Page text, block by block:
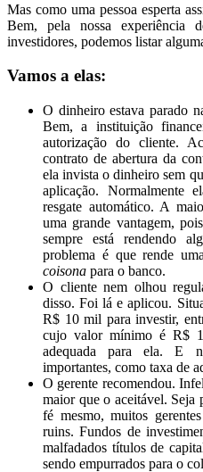
Mas como uma pessoa esperta
Bem, pela nossa experiência
investidores, podemos listar
Vamos a elas:
O dinheiro estava parado
Bem, a instituição
autorização do cliente.
contrato de abertura da
ela invista o dinheiro sem
aplicação. Normalmente
resgate automático. A
uma grande vantagem,
sempre está rendendo
problema é que rende
coisona para o banco.
O cliente nem olhou
disso. Foi lá e aplicou.
R$ 10 mil para investir,
cujo valor mínimo é R$
adequada para ela. E
importantes, como taxa de
O gerente recomendou.
maior que o aceitável. Seja
fé mesmo, muitos
ruins. Fundos de
malfadados títulos de
sendo empurrados para o